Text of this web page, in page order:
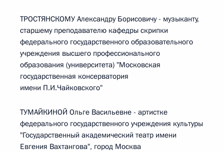
ТРОСТЯНСКОМУ Александру Борисовичу - музыканту,
старшему преподавателю кафедры скрипки
федерального государственного образовательного
учреждения высшего профессионального
образования (университета) "Московская
государственная консерватория
имени П.И.Чайковского"
ТУМАЙКИНОЙ Ольге Васильевне - артистке
федерального государственного учреждения культуры
"Государственный академический театр имени
Евгения Вахтангова", город Москва